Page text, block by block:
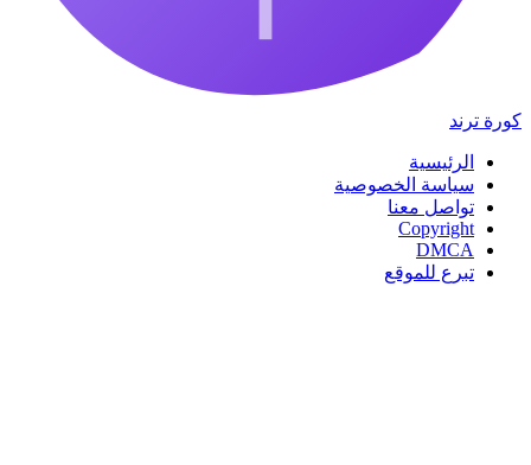
كورة ترند
الرئيسية
سياسة الخصوصية
تواصل معنا
Copyright
DMCA
تبرع للموقع